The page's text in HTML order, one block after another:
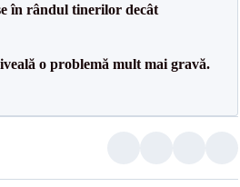
în rândul tinerilor decât
o problemă mult mai gravă.